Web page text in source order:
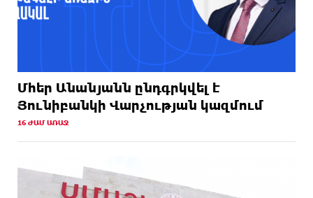
Մհեր Անանյանն ընդգրկվել է
Յունիբանկի Վարչության կազմում
16 ԺԱՄ ԱՌԱՋ